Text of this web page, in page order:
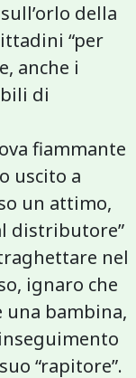
della
“per
anche i
di
fiammante
uscito a
un attimo,
distributore”
nel
ignaro che
bambina,
“rapitore”.